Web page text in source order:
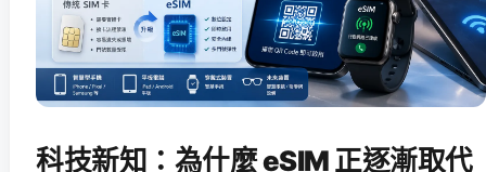
科技新知：為什麼 eSIM 正逐漸取代